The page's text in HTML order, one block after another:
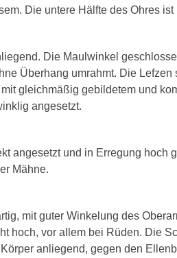
Die untere Hälfte des Ohres
Die Maulwinkel
Überhang umrahmt. Die Lefzen
gleichmäßig gebildetem und
angesetzt.
angesetzt und in Erregung hoch
Mähne.
mit guter Winkelung des
hoch, vor allem bei Rüden. Die
anliegend, gegen den